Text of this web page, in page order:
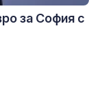
за София с